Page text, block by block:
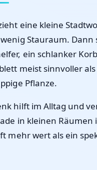
eine kleine
Stauraum. Dann
ein schlanker
meist sinnvoller
Pflanze.
hilft im Alltag und
in kleinen Räumen
mehr wert als ein